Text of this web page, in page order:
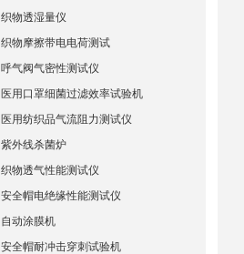
织物透湿量仪
织物摩擦带电电荷测试
呼气阀气密性测试仪
医用口罩细菌过滤效率试验机
医用纺织品气流阻力测试仪
紫外线杀菌炉
织物透气性能测试仪
安全帽电绝缘性能测试仪
自动涂膜机
安全帽耐冲击穿刺试验机